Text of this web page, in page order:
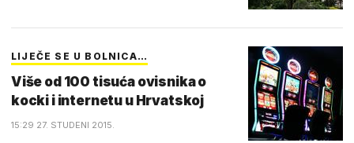
LIJEČE SE U BOLNICA…
Više od 100 tisuća ovisnika o
kocki i internetu u Hrvatskoj
15:29 27. STUDENI 2015.